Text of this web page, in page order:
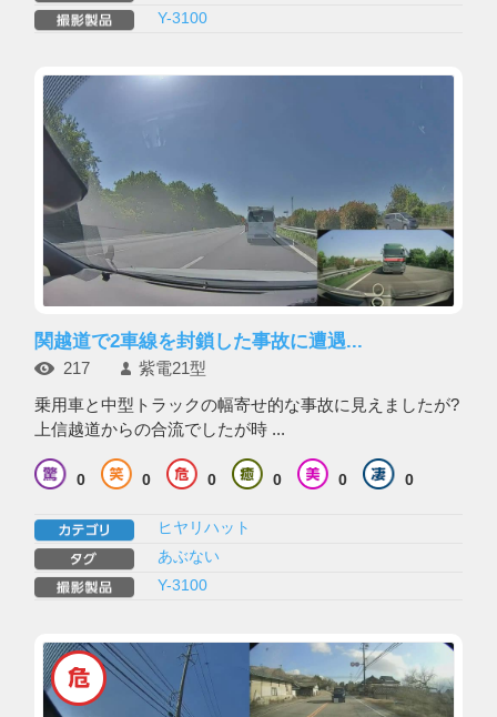
Y-3100
関越道で2車線を封鎖した事故に遭遇...
217 紫電21型
乗用車と中型トラックの幅寄せ的な事故に見えましたが?
上信越道からの合流でしたが時 ...
0 0 0 0 0 0
ヒヤリハット
あぶない
Y-3100